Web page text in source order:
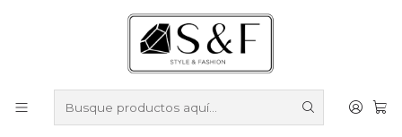
Compra sobre $50.000 en productos y obtén un 40% de
Despacho gratis por compras sobre $100.000
Aros
Aros Enchapados en Oro
Aros de Corazón Blanco Enchapados en Oro